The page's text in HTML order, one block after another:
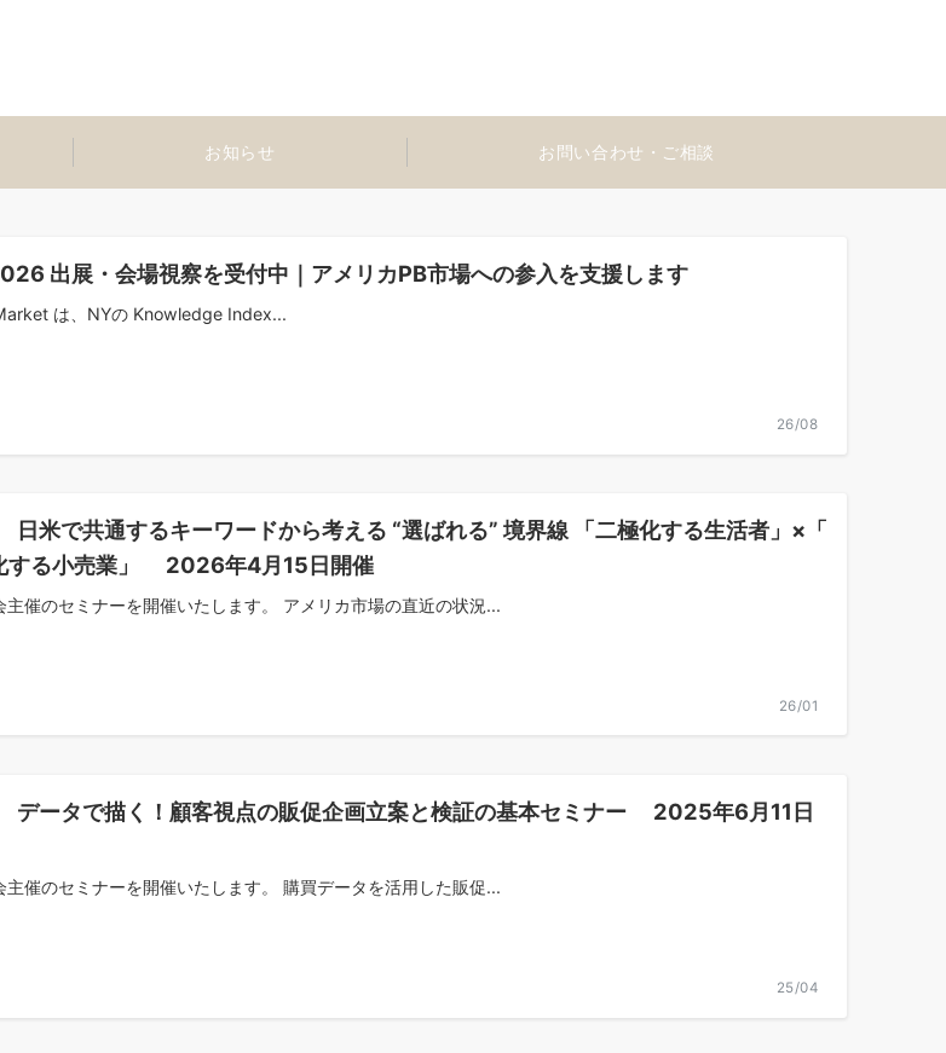
お知らせ お問い合わせ・ご相談
出展・会場視察を受付中｜アメリカPB市場への参入を支援します
は、NYの Knowledge Index...
26/08
米で共通するキーワードから考える “選ばれる” 境界線 「二極化する生活者」×「
する小売業」 2026年4月15日開催
主催のセミナーを開催いたします。 アメリカ市場の直近の状況...
26/01
データで描く！顧客視点の販促企画立案と検証の基本セミナー 2025年6月11日
主催のセミナーを開催いたします。 購買データを活用した販促...
25/04